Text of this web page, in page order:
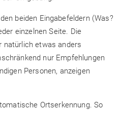
beiden Eingabefeldern (Was?
einzelnen Seite. Die
natürlich etwas anders
nur Empfehlungen
Personen, anzeigen
Ortserkennung. So